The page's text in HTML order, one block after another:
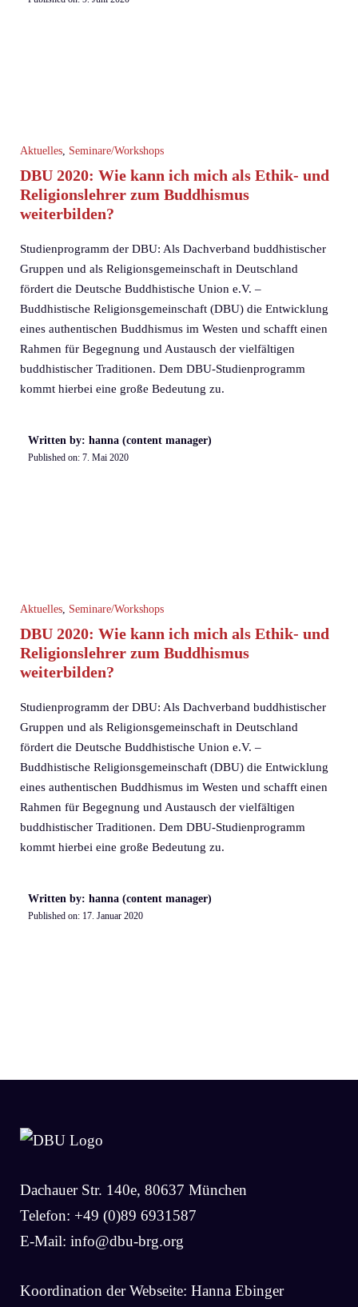
Aktuelles, Seminare/Workshops
DBU 2020: Wie kann ich mich als Ethik- und
Religionslehrer zum Buddhismus
weiterbilden?
Studienprogramm der DBU: Als Dachverband buddhistischer
Gruppen und als Religionsgemeinschaft in Deutschland
fördert die Deutsche Buddhistische Union e.V. –
Buddhistische Religionsgemeinschaft (DBU) die Entwicklung
eines authentischen Buddhismus im Westen und schafft einen
Rahmen für Begegnung und Austausch der vielfältigen
buddhistischer Traditionen. Dem DBU-Studienprogramm
kommt hierbei eine große Bedeutung zu.
Written by: hanna (content manager)
Published on: 7. Mai 2020
Aktuelles, Seminare/Workshops
DBU 2020: Wie kann ich mich als Ethik- und
Religionslehrer zum Buddhismus
weiterbilden?
Studienprogramm der DBU: Als Dachverband buddhistischer
Gruppen und als Religionsgemeinschaft in Deutschland
fördert die Deutsche Buddhistische Union e.V. –
Buddhistische Religionsgemeinschaft (DBU) die Entwicklung
eines authentischen Buddhismus im Westen und schafft einen
Rahmen für Begegnung und Austausch der vielfältigen
buddhistischer Traditionen. Dem DBU-Studienprogramm
kommt hierbei eine große Bedeutung zu.
Written by: hanna (content manager)
Published on: 17. Januar 2020
Dachauer Str. 140e, 80637 München
Telefon: +49 (0)89 6931587
E-Mail: info@dbu-brg.org
Koordination der Webseite: Hanna Ebinger